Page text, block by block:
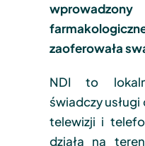
zaoferowała
NDI to
świadczy
telewizji i
działa na